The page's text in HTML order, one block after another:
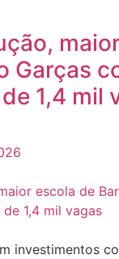
Garças
1,4 mil
investimentos